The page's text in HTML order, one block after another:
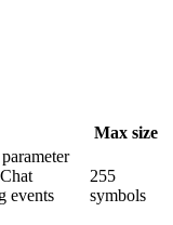
Max size
events
255
symbols